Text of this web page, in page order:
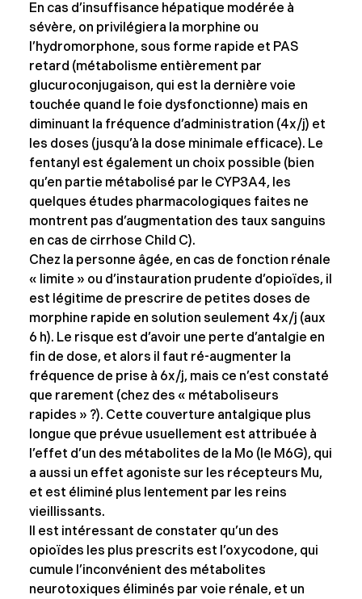
En cas d’insuffisance hépatique modérée à
sévère, on privilégiera la morphine ou
l’hydromorphone, sous forme rapide et PAS
retard (métabolisme entièrement par
glucuroconjugaison, qui est la dernière voie
touchée quand le foie dysfonctionne) mais en
diminuant la fréquence d’administration (4x/j) et
les doses (jusqu’à la dose minimale efficace). Le
fentanyl est également un choix possible (bien
qu’en partie métabolisé par le CYP3A4, les
quelques études pharmacologiques faites ne
montrent pas d’augmentation des taux sanguins
en cas de cirrhose Child C).
Chez la personne âgée, en cas de fonction rénale
« limite » ou d’instauration prudente d’opioïdes, il
est légitime de prescrire de petites doses de
morphine rapide en solution seulement 4x/j (aux
6 h). Le risque est d’avoir une perte d’antalgie en
fin de dose, et alors il faut ré-augmenter la
fréquence de prise à 6x/j, mais ce n’est constaté
que rarement (chez des « métaboliseurs
rapides » ?). Cette couverture antalgique plus
longue que prévue usuellement est attribuée à
l’effet d’un des métabolites de la Mo (le M6G), qui
a aussi un effet agoniste sur les récepteurs Mu,
et est éliminé plus lentement par les reins
vieillissants.
Il est intéressant de constater qu’un des
opioïdes les plus prescrits est l’oxycodone, qui
cumule l’inconvénient des métabolites
neurotoxiques éliminés par voie rénale, et un